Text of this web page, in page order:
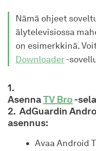
Nämä ohjeet
älytelevisiossa
on esimerkkinä.
Downloader-
AsennaTV Bro -
AdGuardin
asennus:
Avaa Android